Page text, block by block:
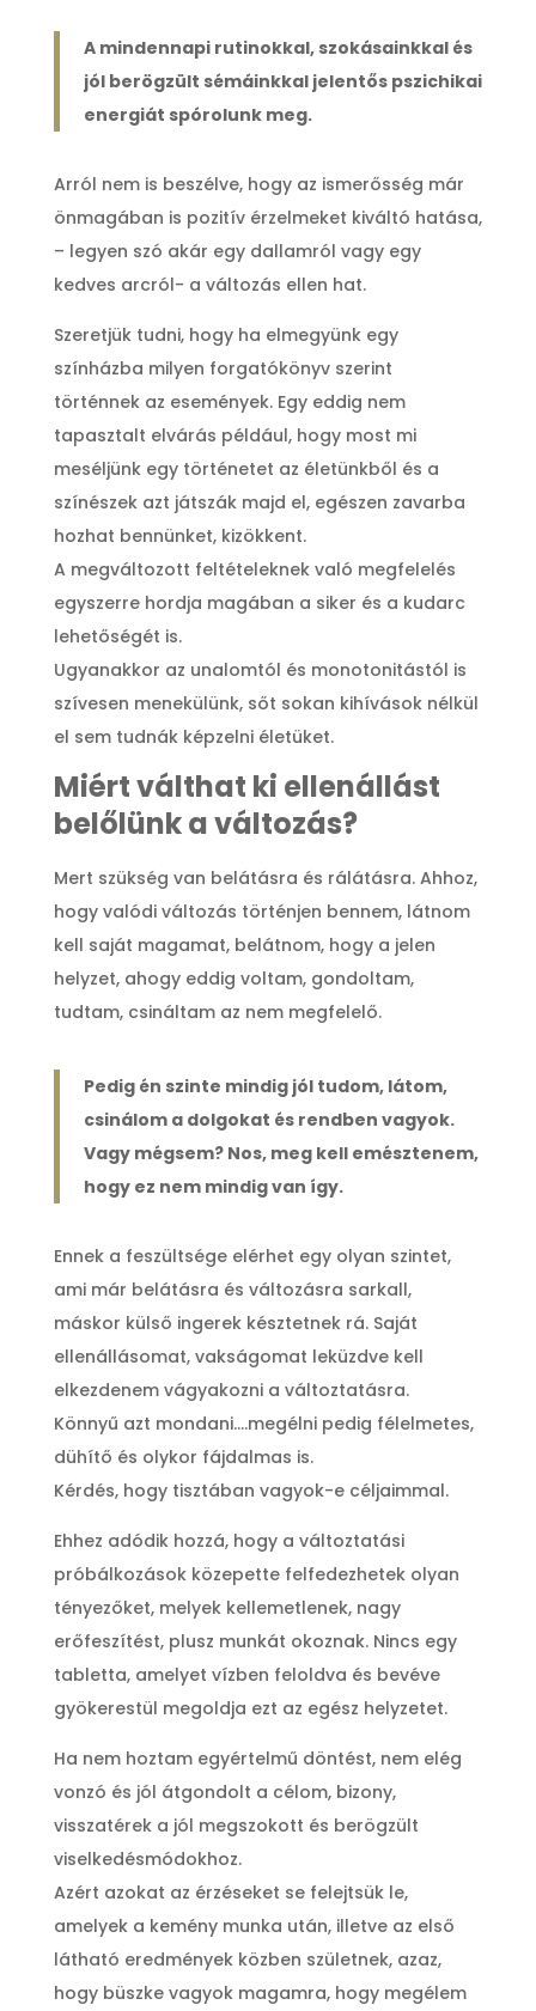
A mindennapi rutinokkal, szokásainkkal és
jól berögzült sémáinkkal jelentős pszichikai
energiát spórolunk meg.
Arról nem is beszélve, hogy az ismerősség már
önmagában is pozitív érzelmeket kiváltó hatása,
– legyen szó akár egy dallamról vagy egy
kedves arcról- a változás ellen hat.
Szeretjük tudni, hogy ha elmegyünk egy
színházba milyen forgatókönyv szerint
történnek az események. Egy eddig nem
tapasztalt elvárás például, hogy most mi
meséljünk egy történetet az életünkből és a
színészek azt játszák majd el, egészen zavarba
hozhat bennünket, kizökkent.
A megváltozott feltételeknek való megfelelés
egyszerre hordja magában a siker és a kudarc
lehetőségét is.
Ugyanakkor az unalomtól és monotonitástól is
szívesen menekülünk, sőt sokan kihívások nélkül
el sem tudnák képzelni életüket.
Miért válthat ki ellenállást
belőlünk a változás?
Mert szükség van belátásra és rálátásra. Ahhoz,
hogy valódi változás történjen bennem, látnom
kell saját magamat, belátnom, hogy a jelen
helyzet, ahogy eddig voltam, gondoltam,
tudtam, csináltam az nem megfelelő.
Pedig én szinte mindig jól tudom, látom,
csinálom a dolgokat és rendben vagyok.
Vagy mégsem? Nos, meg kell emésztenem,
hogy ez nem mindig van így.
Ennek a feszültsége elérhet egy olyan szintet,
ami már belátásra és változásra sarkall,
máskor külső ingerek késztetnek rá. Saját
ellenállásomat, vakságomat leküzdve kell
elkezdenem vágyakozni a változtatásra.
Könnyű azt mondani….megélni pedig félelmetes,
dühítő és olykor fájdalmas is.
Kérdés, hogy tisztában vagyok-e céljaimmal.
Ehhez adódik hozzá, hogy a változtatási
próbálkozások közepette felfedezhetek olyan
tényezőket, melyek kellemetlenek, nagy
erőfeszítést, plusz munkát okoznak. Nincs egy
tabletta, amelyet vízben feloldva és bevéve
gyökerestül megoldja ezt az egész helyzetet.
Ha nem hoztam egyértelmű döntést, nem elég
vonzó és jól átgondolt a célom, bizony,
visszatérek a jól megszokott és berögzült
viselkedésmódokhoz.
Azért azokat az érzéseket se felejtsük le,
amelyek a kemény munka után, illetve az első
látható eredmények közben születnek, azaz,
hogy büszke vagyok magamra, hogy megélem